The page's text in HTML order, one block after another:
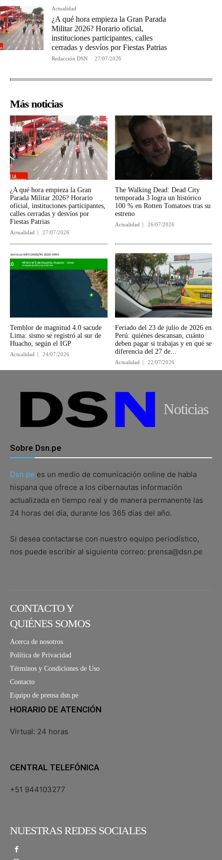
Actualidad
¿A qué hora empieza la Gran Parada
Militar 2026? Horario oficial,
instituciones participantes, calles
cerradas y desvíos por Fiestas Patrias
Redacción DSN - 27/07/2026
Más noticias
¿A qué hora empieza la Gran
Parada Militar 2026? Horario
oficial, instituciones participantes,
calles cerradas y desvíos por
Fiestas Patrias
Actualidad 27/07/2026
The Walking Dead: Dead City
temporada 3 logra un histórico
100 % en Rotten Tomatoes tras su
estreno
Actualidad 26/07/2026
Temblor de magnitud 4.0 sacude
Lima: sismo se registró al sur de
Huacho, según el IGP
Actualidad 24/07/2026
Feriado del 23 de julio de 2026 en
Perú: quiénes descansan, cuánto
deben pagar si trabajas y en qué se
diferencia del 27 de...
Actualidad 22/07/2026
Noticias
Sobre Dsn.pe
Dsn.pe es un medio de comunicación online de habla
hispana que ofrece a los cibernautas información
actualizada en tiempo real y de manera permanente las
24 horas del día, durante los 365 días del año.
Si desea contactarse con nuestro equipo periodístico,
nos puede escribir al siguiente correo: prensa@dsn.pe
CONTACTO Y
QUIÉNES SOMOS
Acerca de nosotros
Política de Privacidad
Términos y Condiciones de Uso
Contacto
Equipo de prensa dsn.pe
HORARIO DE ATENCIÓN
Virtual: 24 horas
CENTRAL TELEFÓNICA
+51 944103277
NUESTRAS REDES SOCIALES